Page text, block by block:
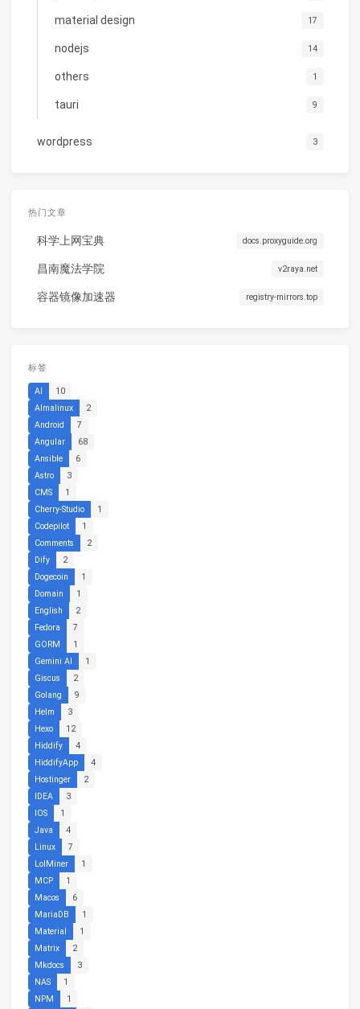
material design 17
nodejs 14
others 1
tauri 9
wordpress 3
热门文章
科学上网宝典 docs.proxyguide.org
昌南魔法学院 v2raya.net
容器镜像加速器 registry-mirrors.top
标签
AI
10
Almalinux
2
Android
7
Angular
68
Ansible
6
Astro
3
CMS
1
Cherry-Studio
1
Codepilot
1
Comments
2
Dify
2
Dogecoin
1
Domain
1
English
2
Fedora
7
GORM
1
Gemini AI
1
Giscus
2
Golang
9
Helm
3
Hexo
12
Hiddify
4
HiddifyApp
4
Hostinger
2
IDEA
3
IOS
1
Java
4
Linux
7
LolMiner
1
MCP
1
Macos
6
MariaDB
1
Material
1
Matrix
2
Mkdocs
3
NAS
1
NPM
1